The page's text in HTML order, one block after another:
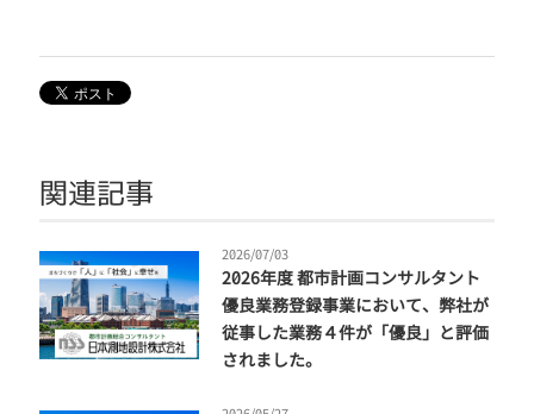
関連記事
2026/07/03
2026年度 都市計画コンサルタント
優良業務登録事業において、弊社が
従事した業務４件が「優良」と評価
されました。